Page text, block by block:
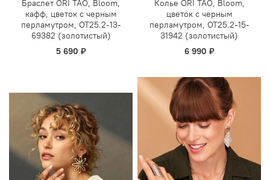
Браслет ORI TAO, Bloom,
кафф, цветок с черным
перламутром, OT25.2-13-
69382 (золотистый)
5 690 ₽
Колье ORI TAO, Bloom,
цветок с черным
перламутром, OT25.2-15-
31942 (золотистый)
6 990 ₽